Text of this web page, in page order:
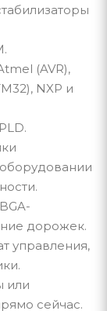
(AVR),
NXP и
дорожек.
управления,
или
сейчас.